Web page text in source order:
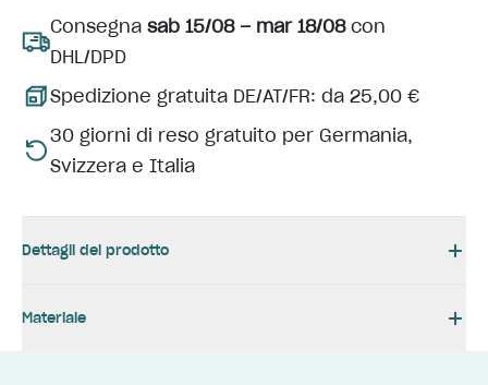
Consegna sab 15/08 – mar 18/08con
DHL/DPD
Spedizione gratuita DE/AT/FR: da 25,00 €
30 giorni di reso gratuito per Germania,
Svizzera e Italia
Dettagli del prodotto
Materiale